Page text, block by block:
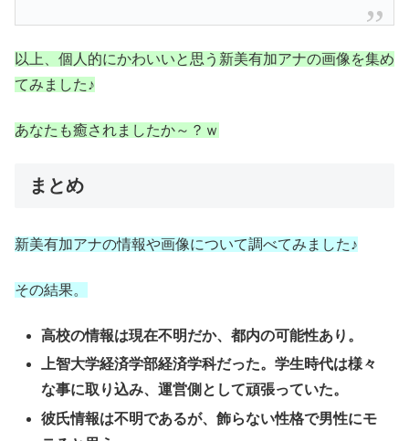
以上、個人的にかわいいと思う新美有加アナの画像を集め
てみました♪
あなたも癒されましたか～？ｗ
まとめ
新美有加アナの情報や画像について調べてみました♪
その結果。
高校の情報は現在不明だか、都内の可能性あり。
上智大学経済学部経済学科だった。学生時代は様々
な事に取り込み、運営側として頑張っていた。
彼氏情報は不明であるが、飾らない性格で男性にモ